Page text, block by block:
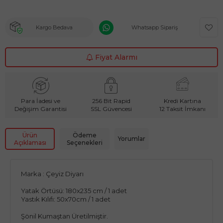
Kargo Bedava Whatsapp Sipariş
Fiyat Alarmı
Para İadesi ve
Değişim Garantisi
256 Bit Rapid
SSL Güvencesi
Kredi Kartına
12 Taksit İmkanı
Ürün
Açıklaması
Ödeme
Seçenekleri
Yorumlar
Marka : Çeyiz Diyarı
Yatak Örtüsü: 180x235 cm / 1 adet
Yastık Kılıfı: 50x70cm / 1 adet
Şönil Kumaştan Üretilmiştir.